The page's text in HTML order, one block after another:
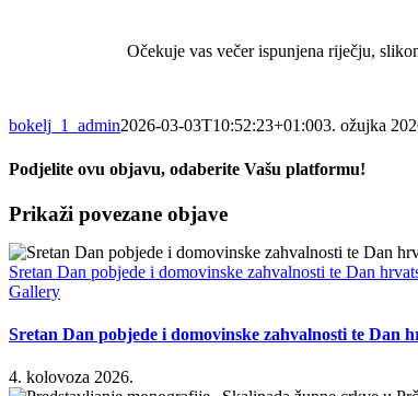
Očekuje vas večer ispunjena riječju,
bokelj_1_admin2026-03-03T10:52:23+01:003. ožujka
Podjelite ovu objavu, odaberite Vašu platformu!
Facebook
X
WhatsApp
Pinterest
Email:
Prikaži povezane objave
Sretan Dan pobjede i domovinske zahvalnosti te Dan
Gallery
Sretan Dan pobjede i domovinske zahvalnosti te Dan
4. kolovoza 2026.